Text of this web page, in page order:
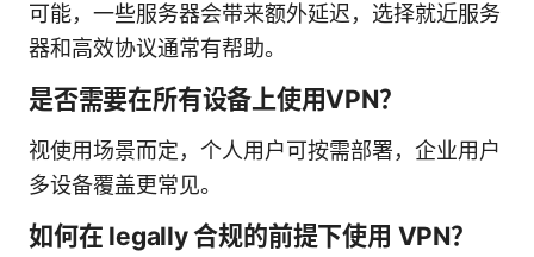
可能，一些服务器会带来额外延迟，选择就近服务
器和高效协议通常有帮助。
是否需要在所有设备上使用VPN？
视使用场景而定，个人用户可按需部署，企业用户
多设备覆盖更常见。
如何在 legally 合规的前提下使用 VPN？